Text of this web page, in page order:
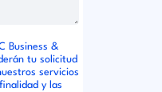
Business &
tu solicitud
servicios
y las